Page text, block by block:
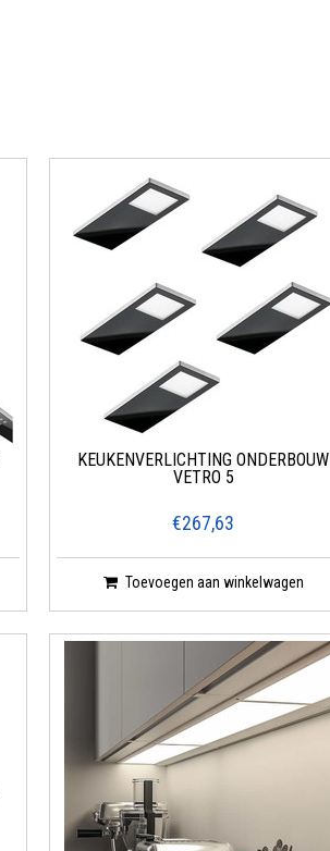
KEUKENVERLICHTING ONDERBOUW
VETRO 5
€267,63
Toevoegen aan winkelwagen